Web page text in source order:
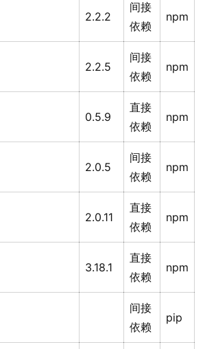
2.2.2
间接
依赖
npm
2.2.5
间接
依赖
npm
0.5.9
直接
依赖
npm
2.0.5
间接
依赖
npm
2.0.11
直接
依赖
npm
3.18.1
直接
依赖
npm
间接
依赖
pip